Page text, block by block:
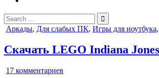
Search
for:
Posted
Аркады, Для слабых ПК, Игры для ноутбука,
Скачать LEGO Indiana
17 комментариев